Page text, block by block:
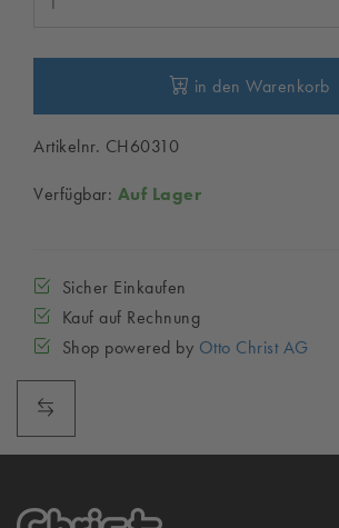
in den Warenkorb
Artikelnr. CH60310
Verfügbar: Auf Lager
Sicher Einkaufen
Kauf auf Rechnung
Shop powered by Otto Christ AG